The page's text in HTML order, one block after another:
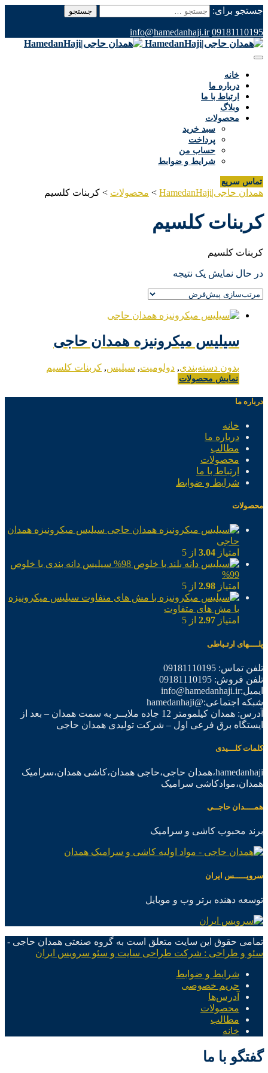
جستجو برای:
09181110195
info@hamedanhaji.ir
خانه
درباره ما
ارتباط با ما
وبلاگ
محصولات
سبد خرید
پرداخت
حساب من
شرایط و ضوابط
تماس سریع
همدان حاجی|HamedanHaji > محصولات > کربنات کلسیم
کربنات کلسیم
کربنات کلسیم
در حال نمایش یک نتیجه
سیلیس میکرونیزه همدان حاجی
بدون دسته‌بندی, دولومیت, سیلیس, کربنات کلسیم
نمایش محصولات
درباره ما
خانه
درباره ما
مطالب
محصولات
ارتباط با ما
شرایط و ضوابط
محصولات
سیلیس میکرونیزه همدان
حاجی
امتیاز 3.04 از 5
سیلیس دانه بندی با خلوص
99%
امتیاز 2.98 از 5
سیلیس میکرونیزه
با مش های متفاوت
امتیاز 2.97 از 5
پلــــهای ارتـباطی
تلفن تماس: 09181110195
تلفن فروش: 09181110195
ایمیل:info@hamedanhaji.ir
شبکه اجتماعی:@hamedanhaji
آدرس: همدان کیلمومتر 12 جاده ملایــر به سمت همدان – بعد از
ایستگاه برق فرعی اول – شرکت تولیدی همدان حاجی
کلمات کلـــیدی
hamedanhaji،همدان حاجی،حاجی همدان،کاشی همدان،سرامیک
همدان،موادکاشی سرامیک
همــــدان حاجــی
برند محبوب کاشی و سرامیک
سرویـــــس ایران
توسعه دهنده برتر وب و موبایل
تمامی حقوق این سایت متعلق است به گروه صنعتی همدان حاجی -
سئو و طراحی : شرکت طراحی سایت و سئو سرویس ایران
شرایط و ضوابط
حریم خصوصی
آدرس‌ها
محصولات
مطالب
خانه
گفتگو با ما